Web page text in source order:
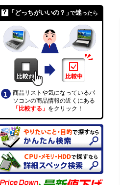
「どっちがいいの？」で迷ったら
商品リストや気になっているパ
ソコンの商品情報の近くにある
「比較する」 をクリック！